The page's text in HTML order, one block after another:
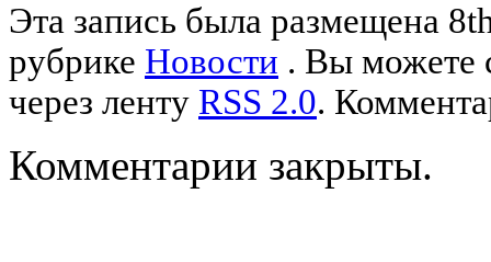
Эта запись была размещена
рубрике Новости . Вы можете
через ленту RSS 2.0.
Комментарии закрыты.